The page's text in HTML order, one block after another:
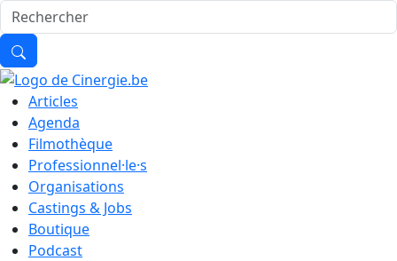
Articles
Agenda
Filmothèque
Professionnel·le·s
Organisations
Castings & Jobs
Boutique
Podcast